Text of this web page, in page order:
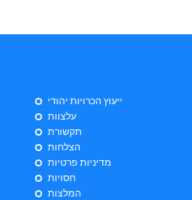
ייעוץ הכרויות יהודי
עלצוות
תקשורת
הצלחות
מדיניות פרטיות
חסויות
המלצות